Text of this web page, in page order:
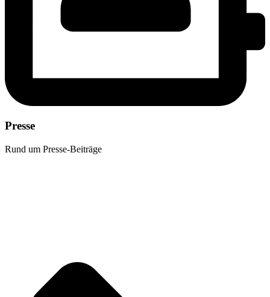
Presse
Rund um Presse-Beiträge